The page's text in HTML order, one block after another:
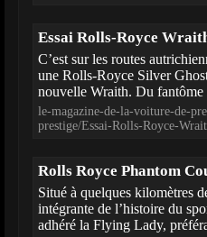
Essai Rolls-Royce
C’est sur les routes
une Rolls-Royce Silver
nouvelle Wraith. Du fantôme
le-magazine-de-la-voiture-de-
prestige/Essai-Rolls-Royce-
Rolls Royce Phantom
Situé à quelques kilomètres
intégrante de l’histoire du
adhéré la Flying Lady,